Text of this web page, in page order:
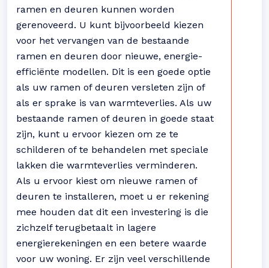
ramen en deuren kunnen worden
gerenoveerd. U kunt bijvoorbeeld kiezen
voor het vervangen van de bestaande
ramen en deuren door nieuwe, energie-
efficiënte modellen. Dit is een goede optie
als uw ramen of deuren versleten zijn of
als er sprake is van warmteverlies. Als uw
bestaande ramen of deuren in goede staat
zijn, kunt u ervoor kiezen om ze te
schilderen of te behandelen met speciale
lakken die warmteverlies verminderen.
Als u ervoor kiest om nieuwe ramen of
deuren te installeren, moet u er rekening
mee houden dat dit een investering is die
zichzelf terugbetaalt in lagere
energierekeningen en een betere waarde
voor uw woning. Er zijn veel verschillende